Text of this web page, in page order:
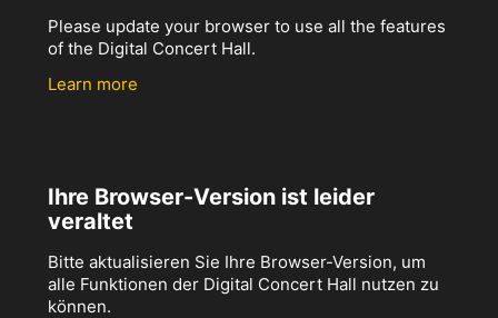
Please update your browser to use all the features
of the Digital Concert Hall.
Learn more
Ihre Browser-Version ist leider
veraltet
Bitte aktualisieren Sie Ihre Browser-Version, um
alle Funktionen der Digital Concert Hall nutzen zu
können.